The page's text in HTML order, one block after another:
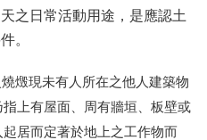
之日常活動用途，是應認土
。
燬現未有人所在之他人建築物
上有屋面、周有牆垣、板壁或
居而定著於地上之工作物而